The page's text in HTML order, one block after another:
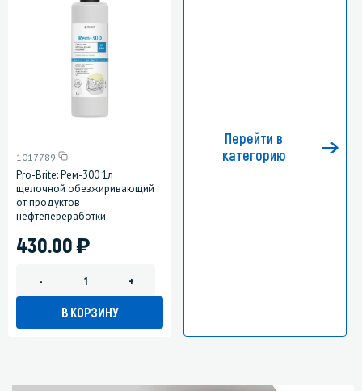
1017789
Pro-Brite: Рем-300 1л
щелочной обезжиривающий
от продуктов
нефтепереработки
430.00)
- +
В КОРЗИНУ
Перейти в
категорию